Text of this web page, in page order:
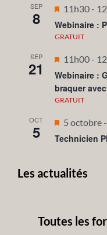
SEP
8
Mis
en
avant
11h30-
Webinaire :
GRATUIT
SEP
21
Mis
en
avant
11h00-
Webinaire :
braquer
GRATUIT
OCT
5
Mis
en
5 octobre-
Technicien
Les actualités
Toutes les